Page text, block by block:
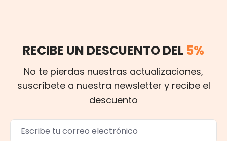
RECIBE UN DESCUENTO DEL 5%
No te pierdas nuestras actualizaciones,
suscríbete a nuestra newsletter y recibe el
descuento